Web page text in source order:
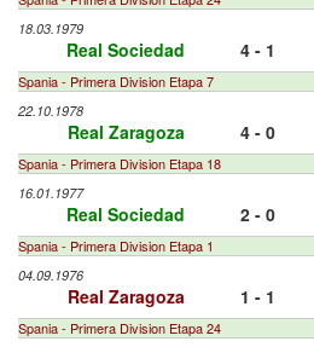
18.03.1979
Real Sociedad 4 - 1
Spania - Primera Division Etapa 7
22.10.1978
Real Zaragoza 4 - 0
Spania - Primera Division Etapa 18
16.01.1977
Real Sociedad 2 - 0
Spania - Primera Division Etapa 1
04.09.1976
Real Zaragoza 1 - 1
Spania - Primera Division Etapa 24